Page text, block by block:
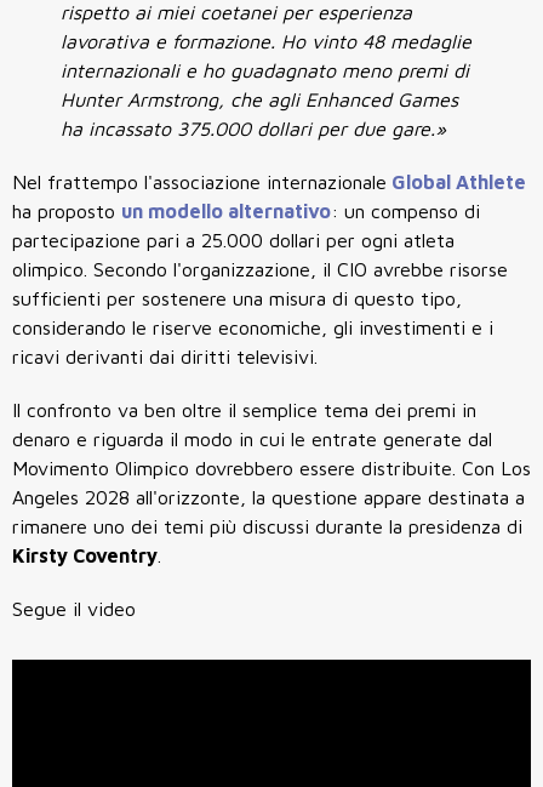
rispetto ai miei coetanei per esperienza
lavorativa e formazione. Ho vinto 48 medaglie
internazionali e ho guadagnato meno premi di
Hunter Armstrong, che agli Enhanced Games
ha incassato 375.000 dollari per due gare.»
Nel frattempo l'associazione internazionale Global Athlete
ha proposto un modello alternativo: un compenso di
partecipazione pari a 25.000 dollari per ogni atleta
olimpico. Secondo l'organizzazione, il CIO avrebbe risorse
sufficienti per sostenere una misura di questo tipo,
considerando le riserve economiche, gli investimenti e i
ricavi derivanti dai diritti televisivi.
Il confronto va ben oltre il semplice tema dei premi in
denaro e riguarda il modo in cui le entrate generate dal
Movimento Olimpico dovrebbero essere distribuite. Con Los
Angeles 2028 all'orizzonte, la questione appare destinata a
rimanere uno dei temi più discussi durante la presidenza di
Kirsty Coventry
Segue il video